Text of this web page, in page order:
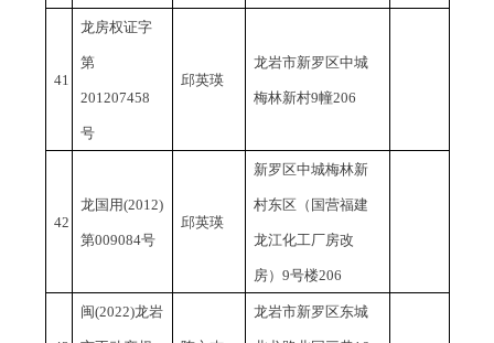
41
龙房权证字
第
201207458
号
邱英瑛
龙岩市新罗区中城
梅林新村9幢206
42
龙国用(2012)
第009084号
邱英瑛
新罗区中城梅林新
村东区（国营福建
龙江化工厂房改
房） 9号楼206
闽(2022)龙岩 龙岩市新罗区东城